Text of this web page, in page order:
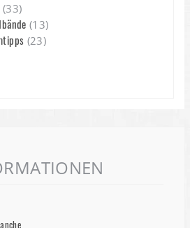
(33)
(13)
(23)